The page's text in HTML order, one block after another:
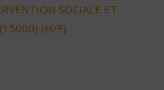
SOCIALE ET
(H/F)